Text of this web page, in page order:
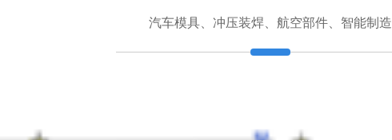
汽车模具、冲压装焊、航空部件、智能制造